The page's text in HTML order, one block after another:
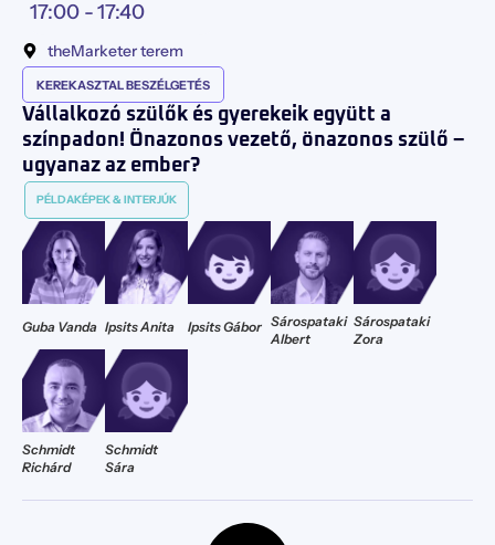
17:00 -17:40
theMarketer terem
KEREKASZTAL BESZÉLGETÉS
Vállalkozó szülők és gyerekeik együtt a
színpadon! Önazonos vezető, önazonos szülő –
ugyanaz az ember?
PÉLDAKÉPEK & INTERJÚK
Guba Vanda Ipsits Anita Ipsits Gábor Sárospataki
Albert
Sárospataki
Zora
Schmidt
Richárd
Schmidt
Sára